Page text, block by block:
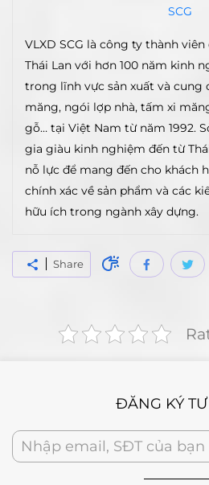
SCG
VLXD SCG là công ty thành viên
Thái Lan với hơn 100 năm kinh
trong lĩnh vực sản xuất và cung
măng, ngói lợp nhà, tấm xi
gỗ… tại Việt Nam từ năm 1992.
gia giàu kinh nghiệm đến từ
nỗ lực để mang đến cho khách
chính xác về sản phẩm và các
hữu ích trong ngành xây dựng.
Share
ĐĂNG KÝ